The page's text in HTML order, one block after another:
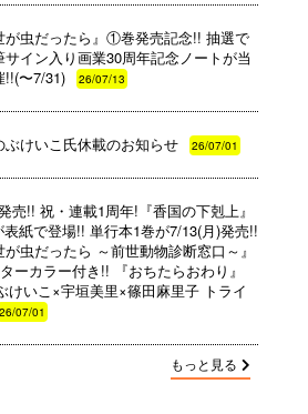
が虫だったら』①巻発売記念!! 抽選で
イン入り画業30周年記念ノートが当
!!(〜7/31)
26/07/13
ぶけいこ氏休載のお知らせ 26/07/01
売!! 祝・連載1周年!『香国の下剋上』
紙で登場!! 単行本1巻が7/13(月)発売!!
が虫だったら ～前世動物診断窓口～』
ーカラー付き!! 『おちたらおわり』
けいこ×宇垣美里×篠田麻里子 トライ
26/07/01
もっと見る